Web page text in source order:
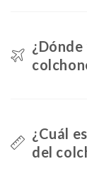
¿Cuál
del